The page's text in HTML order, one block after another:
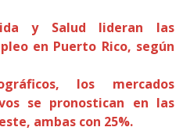
y Salud lideran las
en Puerto Rico, según
los mercados
se pronostican en las
ambas con 25%.